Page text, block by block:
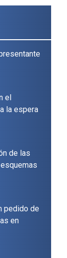
el
la espera
de las
pedido de
en